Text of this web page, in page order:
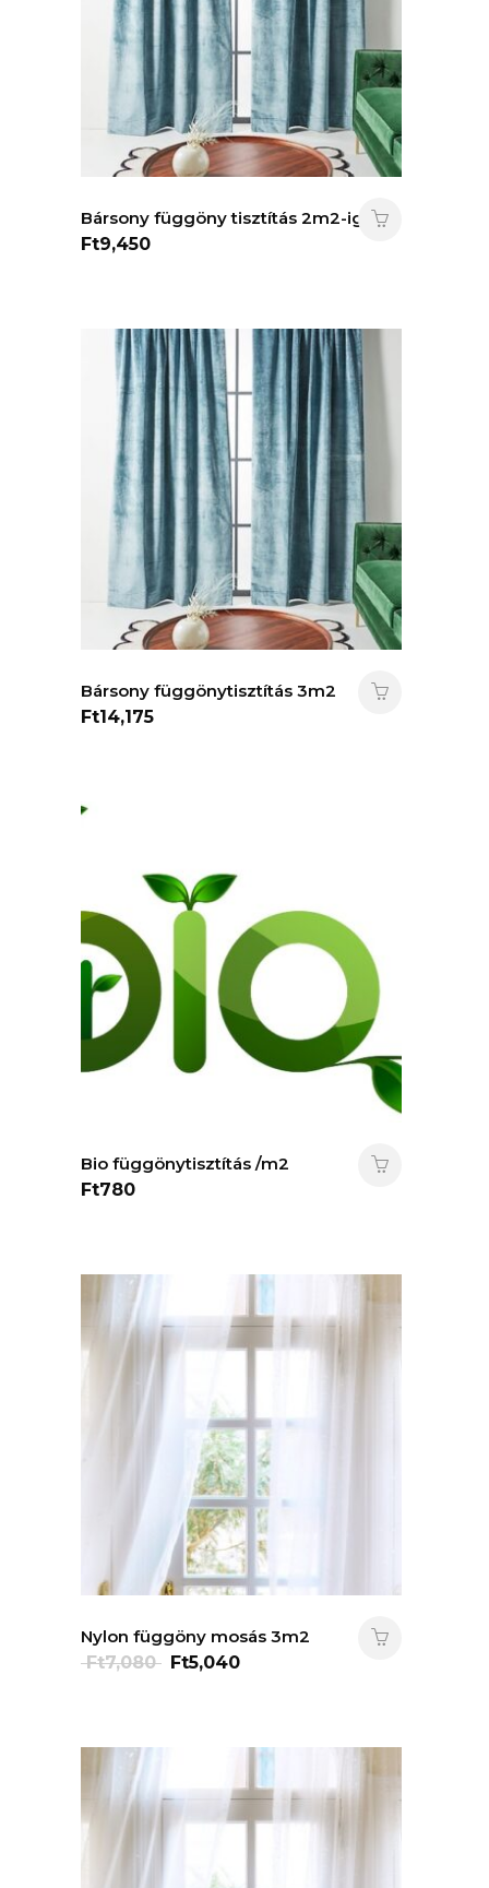
Bársony függöny tisztítás 2m2-ig.
Ft9,450
Bársony függönytisztítás 3m2
Ft14,175
Bio függönytisztítás /m2
Ft780
Nylon függöny mosás 3m2
Ft7,080
Original
Ft7,080.
Ft5,040Current
Ft5,040.